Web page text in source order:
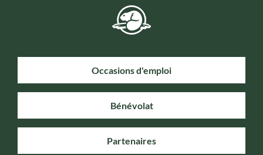
Occasions d'emploi
Bénévolat
Partenaires